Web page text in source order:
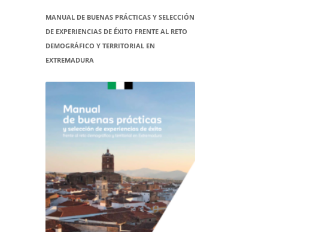
MANUAL DE BUENAS PRÁCTICAS Y SELECCIÓN
DE EXPERIENCIAS DE ÉXITO FRENTE AL RETO
DEMOGRÁFICO Y TERRITORIAL EN
EXTREMADURA